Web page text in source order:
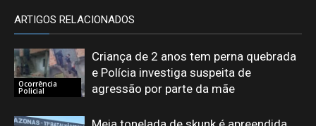
ARTIGOS RELACIONADOS
Ocorrência
Policial
Criança de 2 anos tem perna quebrada
e Polícia investiga suspeita de
agressão por parte da mãe